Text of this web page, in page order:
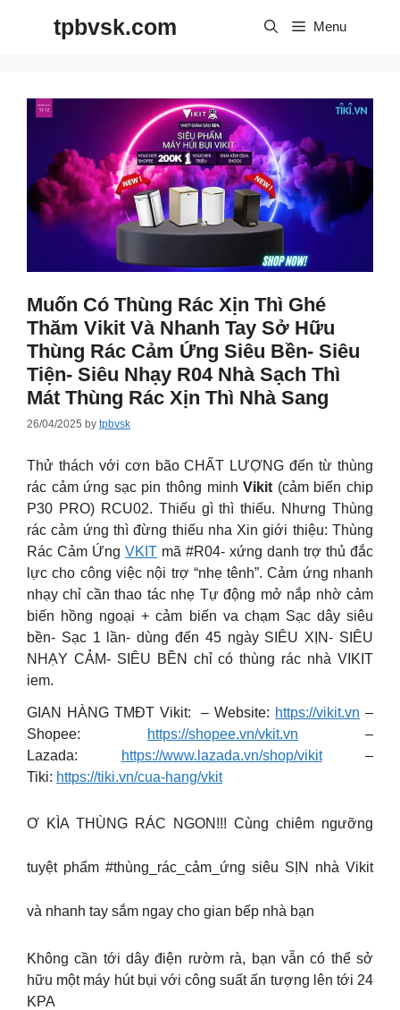
tpbvsk.com Menu
Muốn Có Thùng Rác Xịn Thì Ghé
Thăm Vikit Và Nhanh Tay Sở Hữu
Thùng Rác Cảm Ứng Siêu Bền- Siêu
Tiện- Siêu Nhạy R04 Nhà Sạch Thì
Mát Thùng Rác Xịn Thì Nhà Sang
26/04/2025 by tpbvsk
Thử thách với cơn bão CHẤT LƯỢNG đến từ thùng
rác cảm ứng sạc pin thông minhVikit (cảm biến chip
P30 PRO) RCU02. Thiếu gì thì thiếu. Nhưng Thùng
rác cảm ứng thì đừng thiếu nha Xin giới thiệu: Thùng
Rác Cảm Ứng VKIT mã #R04- xứng danh trợ thủ đắc
lực cho công việc nội trợ “nhẹ tênh”.Cảm ứng nhanh
nhạy chỉ cần thao tác nhẹ Tự động mở nắp nhờ cảm
biến hồng ngoại + cảm biến va chạm Sạc dây siêu
bền- Sạc 1 lần- dùng đến 45 ngày SIÊU XỊN- SIÊU
NHẠY CẢM- SIÊU BỀN chỉ có thùng rác nhà VIKIT
iem.
GIAN HÀNG TMĐT Vikit: – Website: https://vikit.vn –
Shopee:
https://shopee.vn/vkit.vn –
Lazada:
https://www.lazada.vn/shop/vikit–
Tiki: https://tiki.vn/cua-hang/vkit
Ơ KÌA THÙNG RÁC NGON!!! Cùng chiêm ngưỡng
tuyệt phẩm #thùng_rác_cảm_ứng siêu SỊN nhà Vikit
và nhanh tay sắm ngay cho gian bếp nhà bạn
Không cần tới dây điện rườm rà, bạn vẫn có thể sở
hữu một máy hút bụi với công suất ấn tượng lên tới 24
KPA